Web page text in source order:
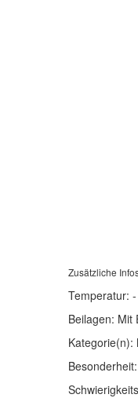
Zusätzliche
Temperatur: -
Beilagen: Mit
Kategorie(n):
Besonderheit: